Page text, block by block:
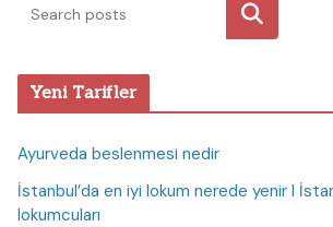
Ara
Yeni Tarifler
Ayurveda beslenmesi nedir
İstanbul’da en iyi lokum nerede yenir I
lokumcuları